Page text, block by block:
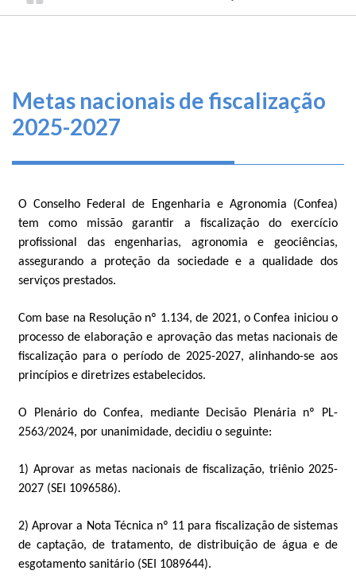
O
Informe-
Conosco
Transparência
e
Prestação
Contas
TRILHA
CONSELHO
FEDERAL
Metas nacionais de fiscalização
2025-2027
O Conselho Federal de Engenharia e Agronomia (Confea)
tem como missão garantir a fiscalização do exercício
profissional das engenharias, agronomia e geociências,
assegurando a proteção da sociedade e a qualidade dos
serviços prestados.
Com base na Resolução nº 1.134, de 2021, o Confea iniciou o
processo de elaboração e aprovação das metas nacionais de
fiscalização para o período de 2025-2027, alinhando-se aos
princípios e diretrizes estabelecidos.
O Plenário do Confea, mediante Decisão Plenária nº PL-
2563/2024, por unanimidade, decidiu o seguinte:
1) Aprovar as metas nacionais de fiscalização, triênio 2025-
2027 (SEI 1096586).
2) Aprovar a Nota Técnica nº 11 para fiscalização de sistemas
de captação, de tratamento, de distribuição de água e de
esgotamento sanitário (SEI 1089644).